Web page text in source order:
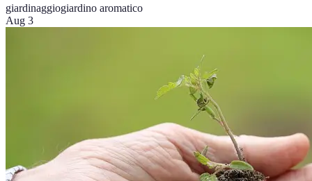
giardinaggiogiardino aromatico
Aug 3